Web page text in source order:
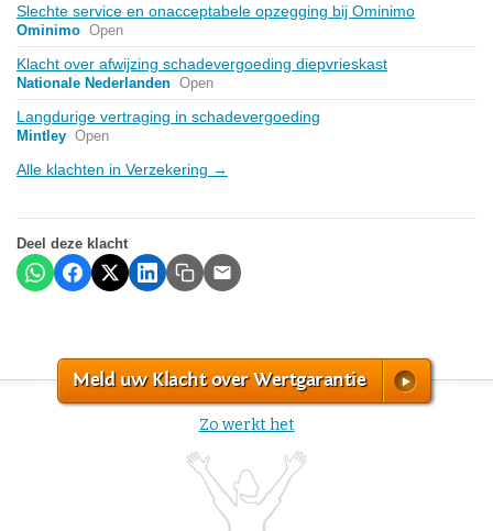
Slechte service en onacceptabele opzegging bij Ominimo
Ominimo Open
Klacht over afwijzing schadevergoeding diepvrieskast
Nationale Nederlanden Open
Langdurige vertraging in schadevergoeding
Mintley Open
Alle klachten in Verzekering →
Deel deze klacht
Meld uw Klacht over Wertgarantie
Zo werkt het